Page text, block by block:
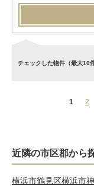
チェックした物件（最大10
1 2
近隣の市区郡から
横浜市鶴見区横浜市